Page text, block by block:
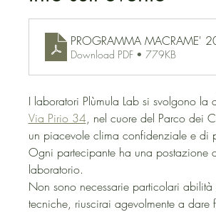
PROGRAMMA MACRAME'
Download PDF • 779KB
I laboratori Plùmula Lab si svolgono
Via Pirio 34, nel cuore del Parco dei
un piacevole clima confidenziale e di
Ogni partecipante ha una postazione
laboratorio.
Non sono necessarie particolari
tecniche, riuscirai agevolmente a